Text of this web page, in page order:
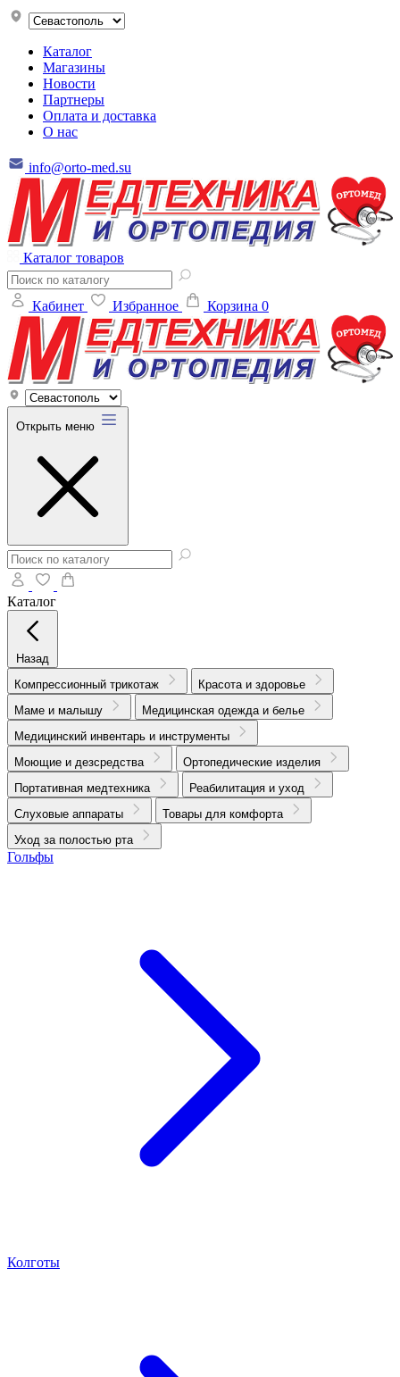
Каталог
Магазины
Новости
Партнеры
Оплата и доставка
О нас
info@orto-med.su
Каталог товаров
Кабинет Избранное Корзина 0
Открыть меню
Каталог
Назад
Компрессионный трикотаж
Красота и здоровье
Маме и малышу
Медицинская одежда и белье
Медицинский инвентарь и инструменты
Моющие и дезсредства
Ортопедические изделия
Портативная медтехника
Реабилитация и уход
Слуховые аппараты
Товары для комфорта
Уход за полостью рта
Гольфы
Колготы